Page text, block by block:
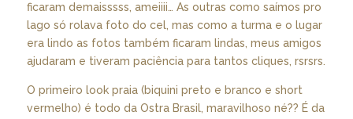
ficaram demaisssss, ameiiii… As outras como saímos pro
lago só rolava foto do cel, mas como a turma e o lugar
era lindo as fotos também ficaram lindas, meus amigos
ajudaram e tiveram paciência para tantos cliques, rsrsrs.
O primeiro look praia (biquini preto e branco e short
vermelho) é todo da Ostra Brasil, maravilhoso né?? É da